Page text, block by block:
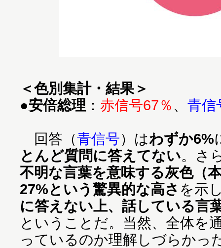
＜色別集計・結果＞
●安倍総理 ： 赤信号67％ 、 青信
回答（青信号）はわずか6%
とんど質問に答えてない。さ
不明な言葉を意味する灰色（
27%という驚異的な高さ を示
に答えない上、話している言
ということだ。当然、全体を
っているのか理解しづらかっ